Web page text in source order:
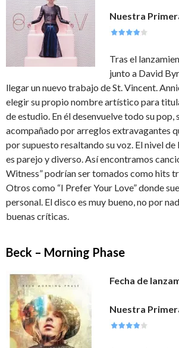
Nuestra
Tras el
junto a David
llegar un nuevo trabajo de St. Vincent.
elegir su propio nombre artístico para
de estudio. En él desenvuelve todo su pop,
acompañado por arreglos extravagantes
por supuesto resaltando su voz. El nivel
es parejo y diverso. Así encontramos
Witness” podrían ser tomados como hits
Otros como “I Prefer Your Love” donde
personal. El disco es muy bueno, no por
buenas críticas.
Beck – Morning Phase
Fecha de
Nuestra